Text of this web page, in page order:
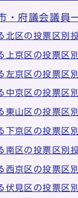
府議会議員
北区の投票区別
上京区の投票区
左京区の投票区
中京区の投票区
東山区の投票区
下京区の投票区
南区の投票区別
西京区の投票区
伏見区の投票区